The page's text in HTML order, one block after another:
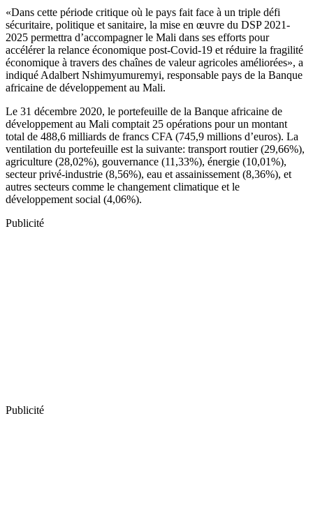
«Dans cette période critique où le pays fait face à un triple défi
sécuritaire, politique et sanitaire, la mise en œuvre du DSP 2021-
2025 permettra d’accompagner le Mali dans ses efforts pour
accélérer la relance économique post-Covid-19 et réduire la fragilité
économique à travers des chaînes de valeur agricoles améliorées», a
indiqué Adalbert Nshimyumuremyi, responsable pays de la Banque
africaine de développement au Mali.
Le 31 décembre 2020, le portefeuille de la Banque africaine de
développement au Mali comptait 25 opérations pour un montant
total de 488,6 milliards de francs CFA (745,9 millions d’euros). La
ventilation du portefeuille est la suivante: transport routier (29,66%),
agriculture (28,02%), gouvernance (11,33%), énergie (10,01%),
secteur privé-industrie (8,56%), eau et assainissement (8,36%), et
autres secteurs comme le changement climatique et le
développement social (4,06%).
Publicité
Publicité